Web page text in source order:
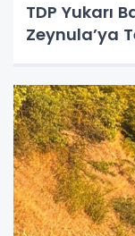
TDP Yukarı
Zeynula’ya